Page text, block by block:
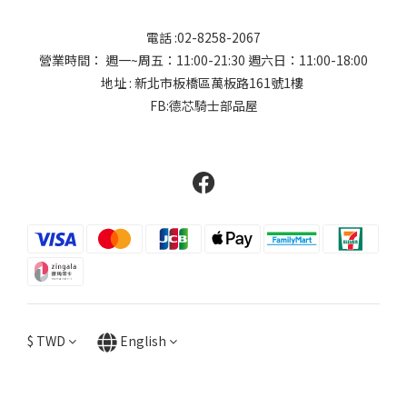
電話 :02-8258-2067
營業時間： 週一~周五：11:00-21:30 週六日：11:00-18:00
地址 : 新北市板橋區萬板路161號1樓
FB:德芯騎士部品屋
$ TWD English